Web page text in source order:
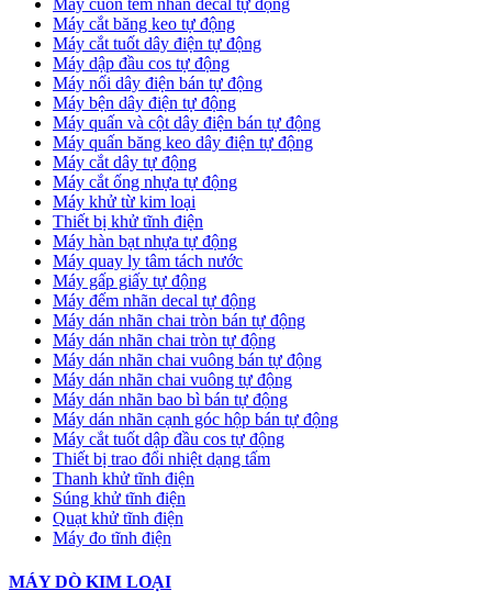
Máy cuốn tem nhãn decal tự động
Máy cắt băng keo tự động
Máy cắt tuốt dây điện tự động
Máy dập đầu cos tự động
Máy nối dây điện bán tự động
Máy bện dây điện tự động
Máy quấn và cột dây điện bán tự động
Máy quấn băng keo dây điện tự động
Máy cắt dây tự động
Máy cắt ống nhựa tự động
Máy khử từ kim loại
Thiết bị khử tĩnh điện
Máy hàn bạt nhựa tự động
Máy quay ly tâm tách nước
Máy gấp giấy tự động
Máy đếm nhãn decal tự động
Máy dán nhãn chai tròn bán tự động
Máy dán nhãn chai tròn tự động
Máy dán nhãn chai vuông bán tự động
Máy dán nhãn chai vuông tự động
Máy dán nhãn bao bì bán tự động
Máy dán nhãn cạnh góc hộp bán tự động
Máy cắt tuốt dập đầu cos tự động
Thiết bị trao đổi nhiệt dạng tấm
Thanh khử tĩnh điện
Súng khử tĩnh điện
Quạt khử tĩnh điện
Máy đo tĩnh điện
MÁY DÒ KIM LOẠI